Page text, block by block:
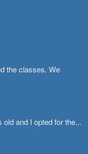
the classes. We
old and I opted for the...